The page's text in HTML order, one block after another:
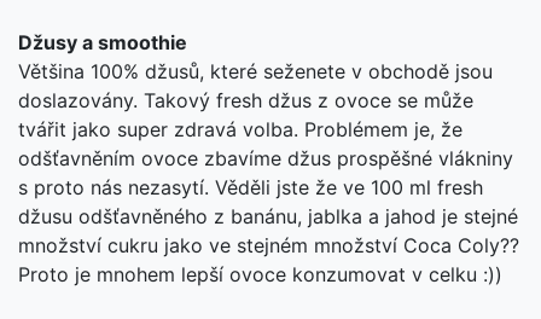
Džusy a smoothie
Většina 100% džusů, které seženete v obchodě jsou
doslazovány. Takový fresh džus z ovoce se může
tvářit jako super zdravá volba. Problémem je, že
odšťavněním ovoce zbavíme džus prospěšné vlákniny
s proto nás nezasytí. Věděli jste že ve 100 ml fresh
džusu odšťavněného z banánu, jablka a jahod je stejné
množství cukru jako ve stejném množství Coca Coly??
Proto je mnohem lepší ovoce konzumovat v celku :))